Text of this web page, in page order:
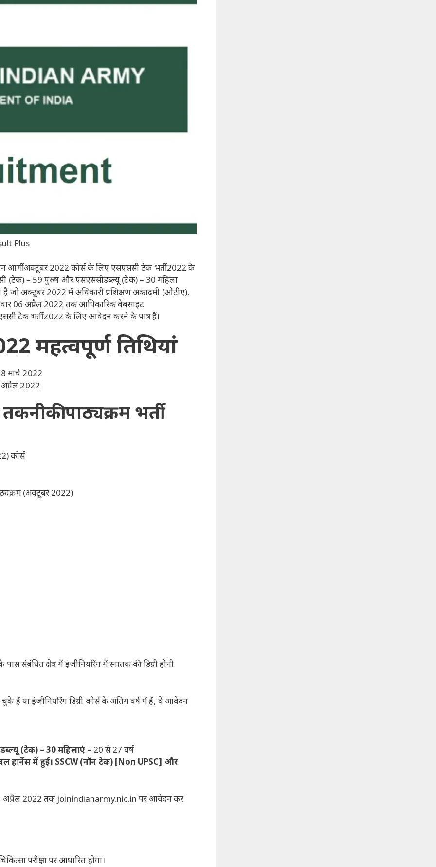
Plus
आर्मी अक्टूबर 2022 कोर्स के लिए एसएससी टेक भर्ती 2022 के
(टेक) – 59 पुरुष और एसएससीडब्ल्यू (टेक) – 30 महिला
है जो अक्टूबर 2022 में अधिकारी प्रशिक्षण अकादमी (ओटीए),
06 अप्रैल 2022 तक आधिकारिक वेबसाइट
टेक भर्ती 2022 के लिए आवेदन करने के पात्र हैं।
महत्वपूर्ण तिथियां
मार्च 2022
2022
पाठ्यक्रम भर्ती
कोर्स
(अक्टूबर 2022)
संबंधित क्षेत्र में इंजीनियरिंग में स्नातक की डिग्री होनी
चुके हैं या इंजीनियरिंग डिग्री कोर्स के अंतिम वर्ष में हैं, वे आवेदन
(टेक) – 30 महिलाएं – 20 से 27 वर्ष
हार्नेस में हुई। SSCW (नॉन टेक) [Non UPSC] और
अप्रैल 2022 तक joinindianarmy.nic.in पर आवेदन कर
परीक्षा पर आधारित होगा।